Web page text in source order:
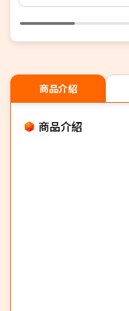
商品介紹
商品介紹